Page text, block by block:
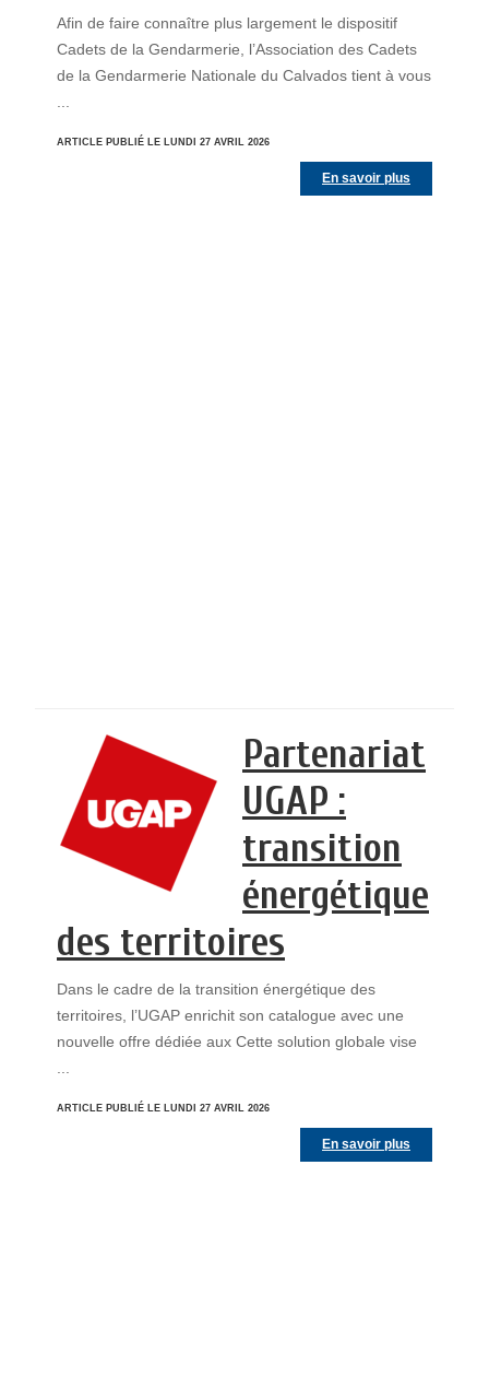
Afin de faire connaître plus largement le dispositif
Cadets de la Gendarmerie, l’Association des Cadets
de la Gendarmerie Nationale du Calvados tient à vous
...
ARTICLE PUBLIÉ LE LUNDI 27 AVRIL 2026
En savoir plus
Partenariat
UGAP :
transition
énergétique
des territoires
Dans le cadre de la transition énergétique des
territoires, l’UGAP enrichit son catalogue avec une
nouvelle offre dédiée aux Cette solution globale vise
...
ARTICLE PUBLIÉ LE LUNDI 27 AVRIL 2026
En savoir plus